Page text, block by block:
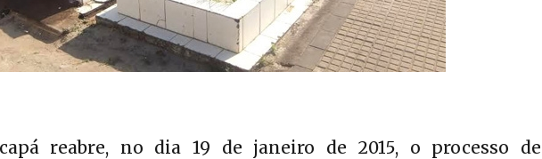
reabre, no dia 19 de janeiro de 2015, o processo de